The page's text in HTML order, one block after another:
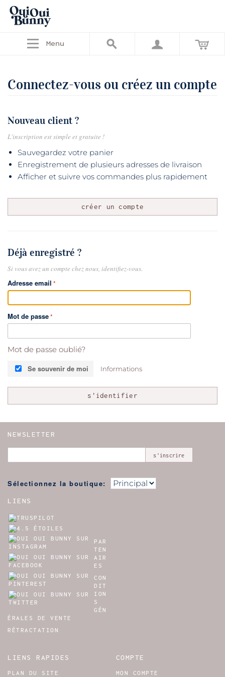
Menu
Connectez-vous ou créez un compte
Nouveau client ?
L'inscription est simple et gratuite !
Sauvegardez votre panier
Enregistrement de plusieurs adresses de livraison
Afficher et suivre vos commandes plus rapidement
créer un compte
Déjà enregistré ?
Si vous avez un compte chez nous, identifiez-vous.
Adresse email
Mot de passe
Mot de passe oublié?
Se souvenir de moi
Informations
s'identifier
NEWSLETTER
s'inscrire
Sélectionnez la boutique:
LIENS
PAR
TEN
AIR
ES
CON
DIT
ION
S
GÉN
ÉRALES DE VENTE
RÉTRACTATION
LIENS RAPIDES
PLAN DU SITE
COMPTE
MON COMPTE